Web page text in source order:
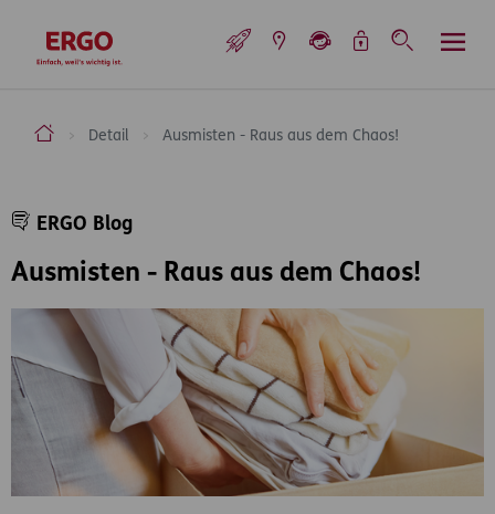
zur Startseite
ERGO Versicherung Aktiengesellschaft
Detail Ausmisten - Raus aus dem Chaos!
Ausmisten - Raus aus dem Chaos!
ERGO Blog